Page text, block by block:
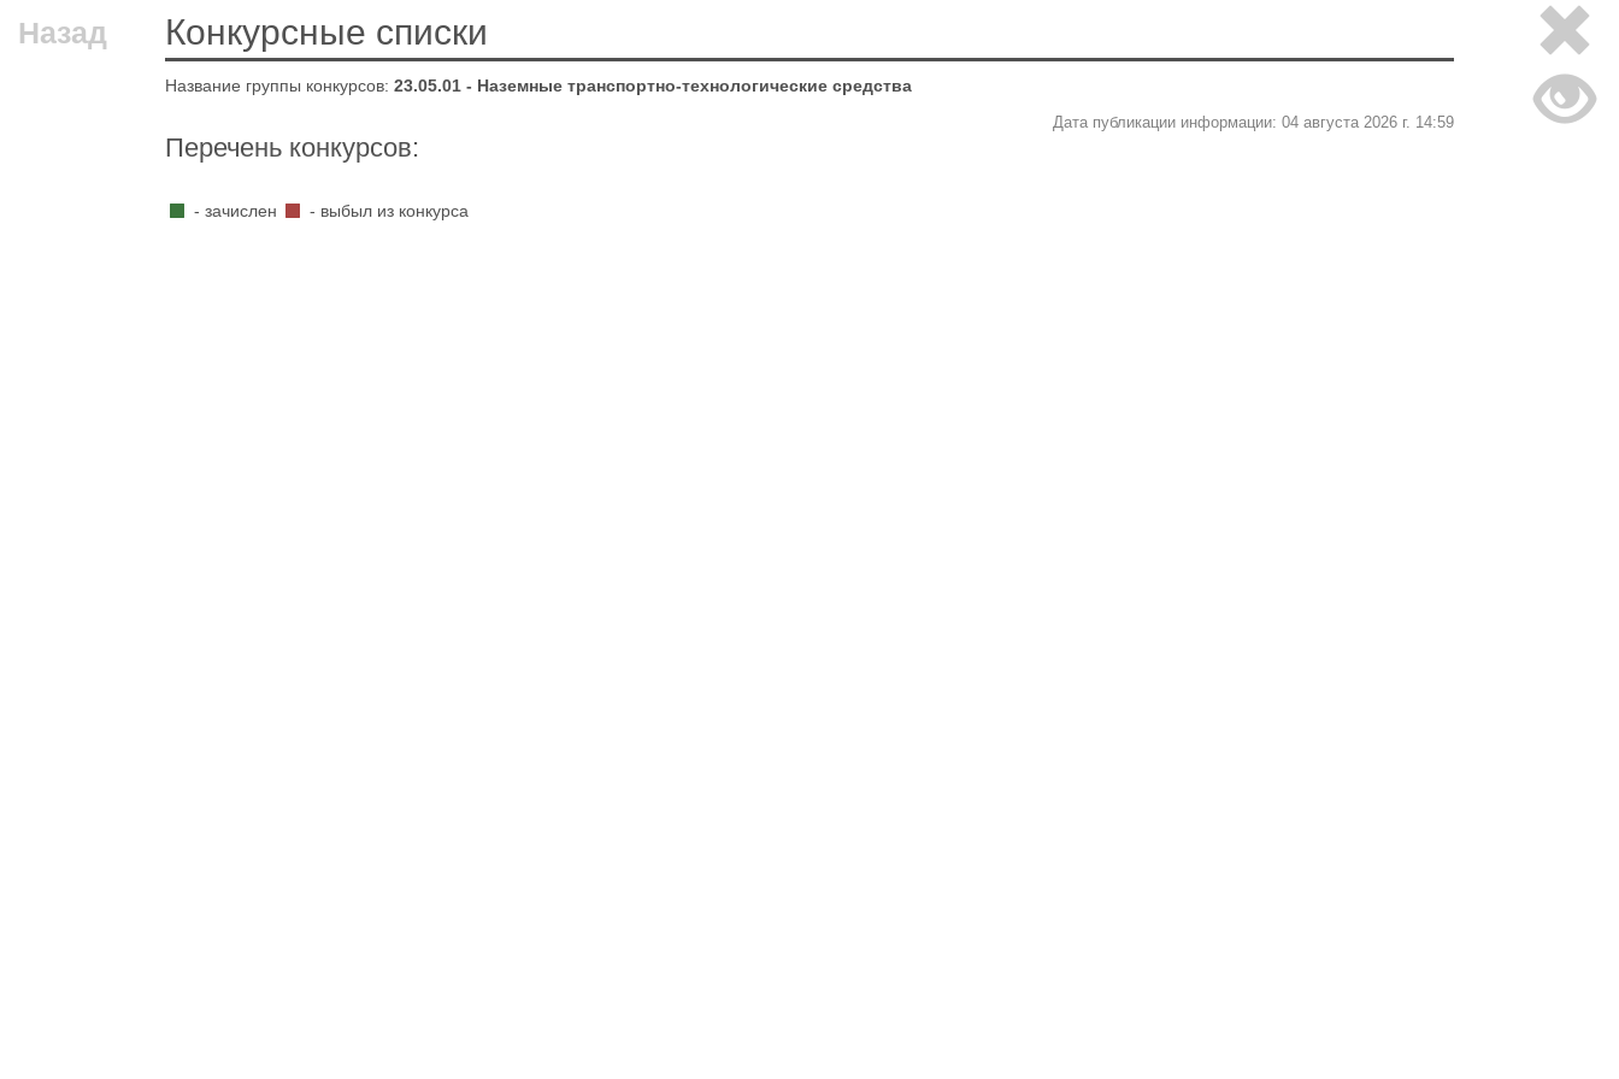
Назад Конкурсные списки
Название группы конкурсов: 23.05.01 - Наземные транспортно-технологические средства
Перечень конкурсов:
Дата публикации информации: 04 августа 2026 г. 14:59
- зачислен - выбыл из конкурса